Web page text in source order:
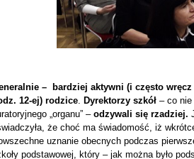
– bardziej aktywni (i często
12-ej) rodzice. Dyrektorzy szkół– co nie
„organu” – odzywali się rzadziej.
że choć ma świadomość, iż
uznanie obecnych podczas
podstawowej, który – jak można było